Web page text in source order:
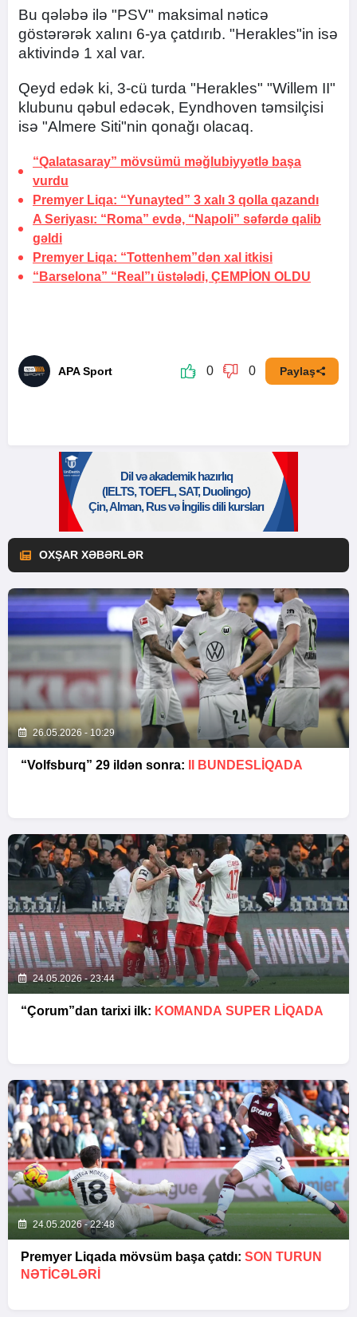
Bu qələbə ilə "PSV" maksimal nəticə
göstərərək xalını 6-ya çatdırıb. "Herakles"in isə
aktivində 1 xal var.
Qeyd edək ki, 3-cü turda "Herakles" "Willem II"
klubunu qəbul edəcək, Eyndhoven təmsilçisi
isə "Almere Siti"nin qonağı olacaq.
“Qalatasaray” mövsümü məğlubiyyətlə başa
vurdu
Premyer Liqa: “Yunayted” 3 xalı 3 qolla qazandı
A Seriyası: “Roma” evdə, “Napoli” səfərdə qalib
gəldi
Premyer Liqa: “Tottenhem”dən xal itkisi
“Barselona” “Real”ı üstələdi, ÇEMPİON OLDU
APA Sport 0 0 Paylaş
OXŞAR XƏBƏRLƏR
26.05.2026 - 10:29
“Volfsburq” 29 ildən sonra: II BUNDESLİQADA
24.05.2026 - 23:44
“Çorum”dan tarixi ilk: KOMANDA SUPER LIQADA
24.05.2026 - 22:48
Premyer Liqada mövsüm başa çatdı: SON TURUN
NƏTİCƏLƏRİ